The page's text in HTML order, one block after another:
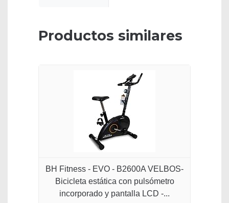
Productos similares
BH Fitness - EVO - B2600A VELBOS-
Bicicleta estática con pulsómetro
incorporado y pantalla LCD -...